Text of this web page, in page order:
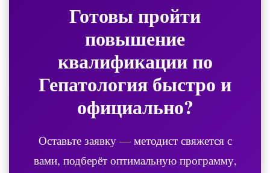
Готовы пройти
повышение
квалификации по
Гепатологиябыстро и
официально?
Оставьте заявку — методист свяжется с
вами, подберёт оптимальную программу,